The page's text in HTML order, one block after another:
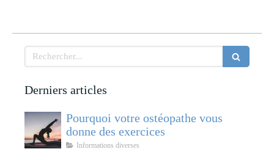
Rechercher
Derniers articles
Pourquoi votre ostéopathe vous
donne des exercices
Informations diverses